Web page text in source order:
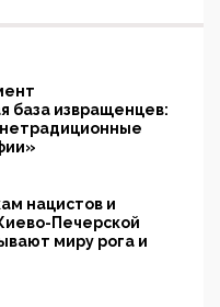
база извращенцев:
нацистов и
Печерской
миру рога и